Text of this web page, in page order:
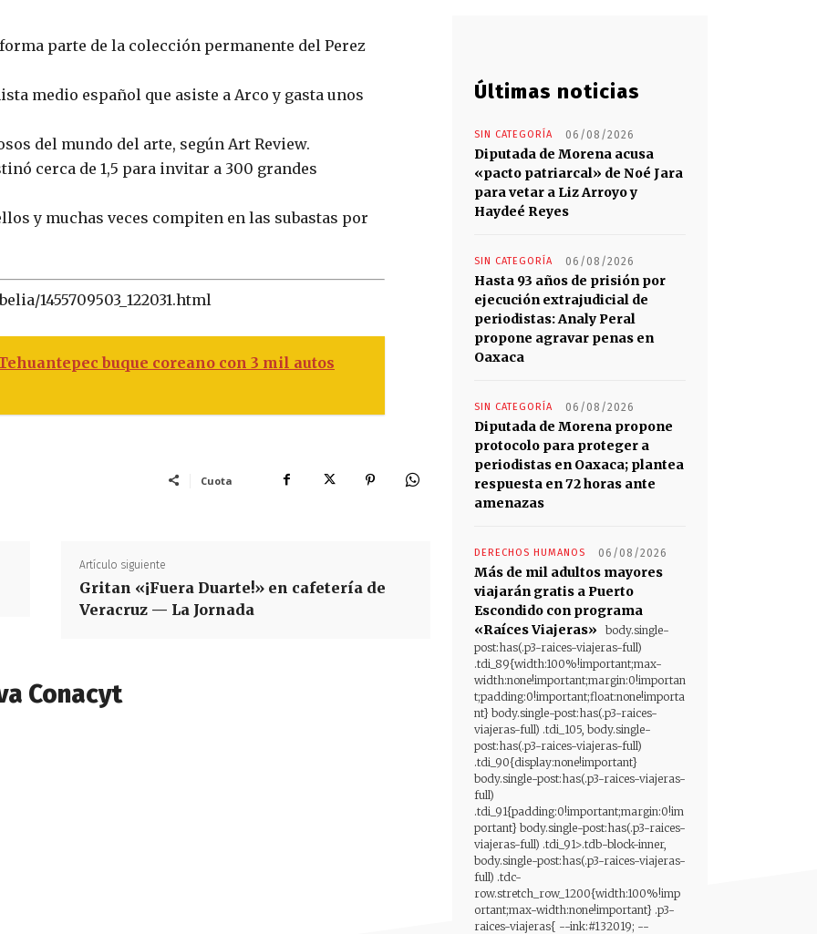
parte de la colección permanente del Perez
medio español que asiste a Arco y gasta unos
del mundo del arte, según Art Review.
cerca de 1,5 para invitar a 300 grandes
y muchas veces compiten en las subastas por
1455709503_122031.html
buque coreano con 3 mil autos
Cuota
Artículo siguiente
Gritan «¡Fuera Duarte!» en cafetería de
Veracruz — La Jornada
Conacyt
Últimas noticias
SIN CATEGORÍA 06/08/2026
Diputada de Morena acusa
«pacto patriarcal» de Noé Jara
para vetar a Liz Arroyo y
Haydeé Reyes
SIN CATEGORÍA 06/08/2026
Hasta 93 años de prisión por
ejecución extrajudicial de
periodistas: Analy Peral
propone agravar penas en
Oaxaca
SIN CATEGORÍA 06/08/2026
Diputada de Morena propone
protocolo para proteger a
periodistas en Oaxaca; plantea
respuesta en 72 horas ante
amenazas
DERECHOS HUMANOS 06/08/2026
Más de mil adultos mayores
viajarán gratis a Puerto
Escondido con programa
«Raíces Viajeras»
body.single-
post:has(.p3-raices-viajeras-full)
.tdi_89{width:100%!important;max-
width:none!important;margin:0!importan
t;padding:0!important;float:none!importa
nt} body.single-post:has(.p3-raices-
viajeras-full) .tdi_105, body.single-
post:has(.p3-raices-viajeras-full)
.tdi_90{display:none!important}
body.single-post:has(.p3-raices-viajeras-
full)
.tdi_91{padding:0!important;margin:0!im
portant} body.single-post:has(.p3-raices-
viajeras-full) .tdi_91>.tdb-block-inner,
body.single-post:has(.p3-raices-viajeras-
full) .tdc-
row.stretch_row_1200{width:100%!imp
ortant;max-width:none!important} .p3-
raices-viajeras{ --ink:#132019; --